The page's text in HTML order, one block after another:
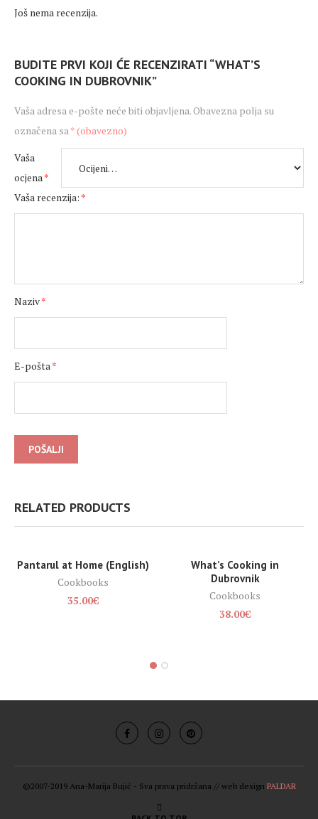
Još nema recenzija.
BUDITE PRVI KOJI ĆE RECENZIRATI “WHAT’S
COOKING IN DUBROVNIK”
Vaša adresa e-pošte neće biti objavljena.Obavezna polja su
označena sa* (obavezno)
Vaša
ocjena*
Vaša recenzija: *
Naziv*
E-pošta*
RELATED PRODUCTS
Pantarul at Home (English)
Cookbooks
35.00€
SOLD OUT
What’s Cooking in
Dubrovnik
Cookbooks
38.00€
©2007-2019 Ana-Marija Bujić - Sva prava pridržana // web design PALDAR